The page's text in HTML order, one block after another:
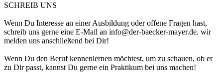
SCHREIB UNS
Wenn Du Interesse an einer Ausbildung oder offene Fragen hast,
schreib uns gerne eine E-Mail an info@der-baecker-mayer.de, wir
melden uns anschließend bei Dir!
Wenn Du den Beruf kennenlernen möchtest, um zu schauen, ob er
zu Dir passt, kannst Du gerne ein Praktikum bei uns machen!